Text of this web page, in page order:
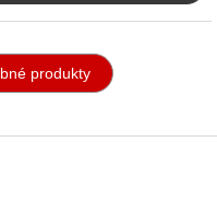
produkty